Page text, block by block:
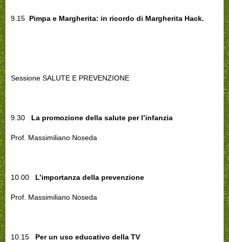
9.15 Pimpa e Margherita: in ricordo di Margherita Hack.
Sessione SALUTE E PREVENZIONE
9.30 La promozione della salute per l’infanzia
Prof. Massimiliano Noseda
10.00 L’importanza della prevenzione
Prof. Massimiliano Noseda
10.15 Per un uso educativo della TV